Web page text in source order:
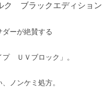
ク ブラックエディション
ーが絶賛する
プ ＵＶブロック」。
ノンケミ処方。